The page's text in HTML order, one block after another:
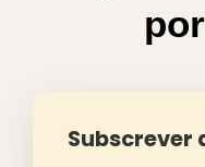
Subscrever